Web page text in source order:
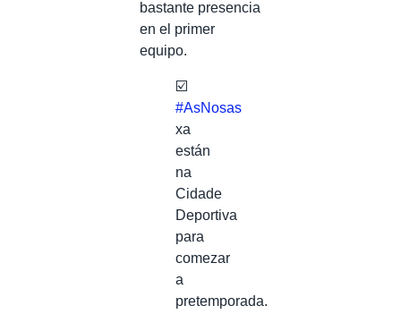
bastante presencia
en el primer
equipo.
☑️
#AsNosas
xa
están
na
Cidade
Deportiva
para
comezar
a
pretemporada.